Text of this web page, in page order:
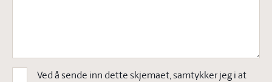
Ved å sende inn dette skjemaet, samtykker jeg i at